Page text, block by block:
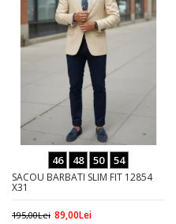
46 48 50 54
SACOU BARBATI SLIM FIT 12854
X31
195,00Lei 89,00Lei